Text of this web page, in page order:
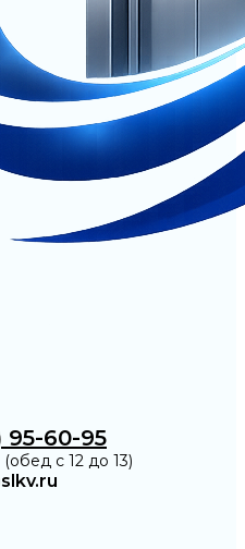
95-60-95
с 12 до 13)